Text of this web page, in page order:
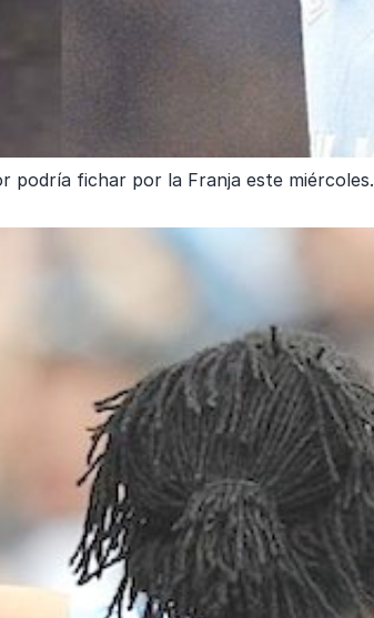
podría fichar por la Franja este miércoles.